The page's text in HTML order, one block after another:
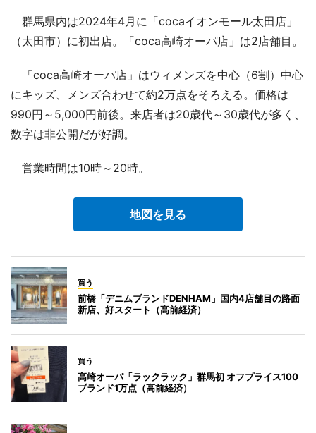
群馬県内は2024年4月に「cocaイオンモール太田店」
（太田市）に初出店。「coca高崎オーパ店」は2店舗目。
「coca高崎オーパ店」はウィメンズを中心（6割）中心
にキッズ、メンズ合わせて約2万点をそろえる。価格は
990円～5,000円前後。来店者は20歳代～30歳代が多く、
数字は非公開だが好調。
営業時間は10時～20時。
地図を見る
買う
前橋「デニムブランドDENHAM」国内4店舗目の路面
新店、好スタート（高前経済）
買う
高崎オーパ「ラックラック」群馬初 オフプライス100
ブランド1万点（高前経済）